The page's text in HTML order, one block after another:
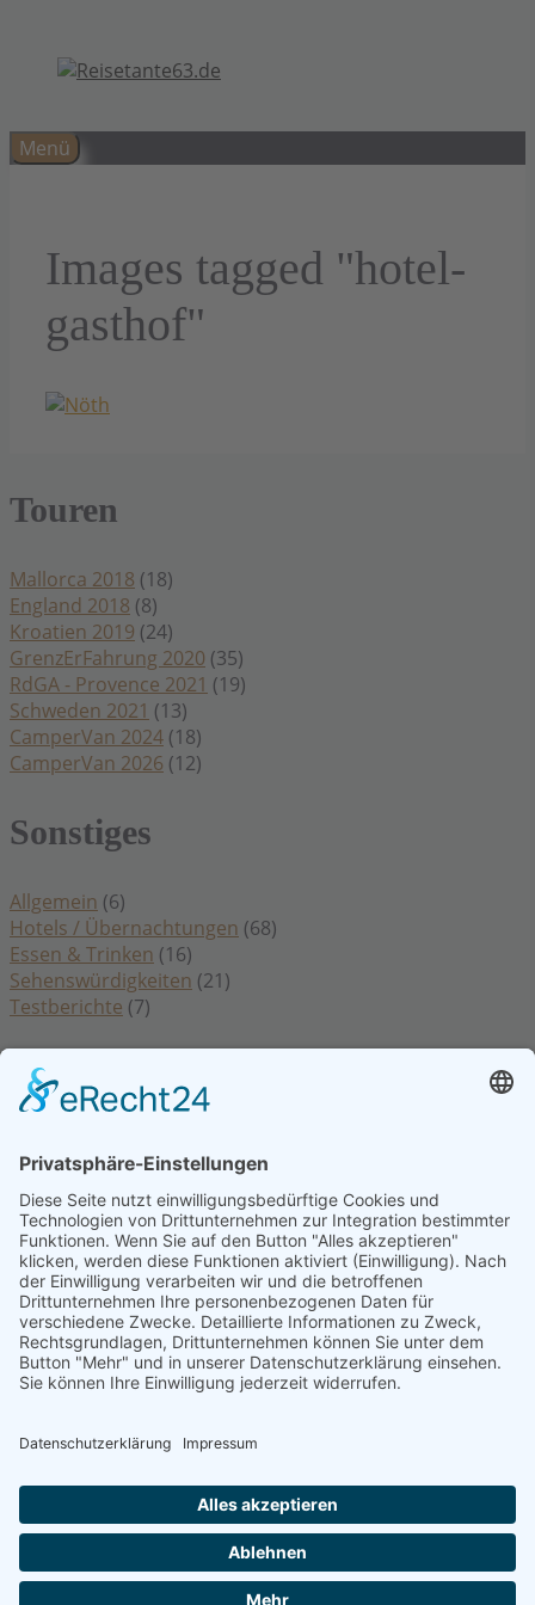
springen
Menü
Images tagged "hotel-
gasthof"
Touren
Mallorca 2018 (18)
England 2018 (8)
Kroatien 2019 (24)
GrenzErFahrung 2020 (35)
RdGA - Provence 2021 (19)
Schweden 2021 (13)
CamperVan 2024 (18)
CamperVan 2026 (12)
Sonstiges
Allgemein (6)
Hotels / Übernachtungen (68)
Essen & Trinken (16)
Sehenswürdigkeiten (21)
Testberichte (7)
Rechtliches
Impressum
Kontakt
Cookie Einstellungen
Hinweis: Affiliatelinks/Werbelinks/Werbung
Die mit Sternchen () gekennzeichneten Links sind sogenannte Affiliate-
Links. Wenn du auf so einen Affiliate-Link klickst und über diesen Link
Anbieter eine Provision. Für dich verändert sich der Preis nicht.
Artikel zum Testen erhalten haben oder im Auftrag getestet haben.
Diese Artikel werden nur geschrieben, wenn wir dafür keine Auflagen
erhalten und frei schreiben und testen können.
© 2026 by Reisetante63 - Design & Service by